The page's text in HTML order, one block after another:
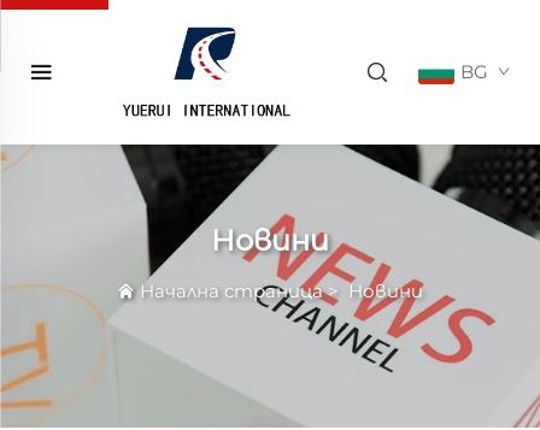
BG
Новини
Начална страница> Новини